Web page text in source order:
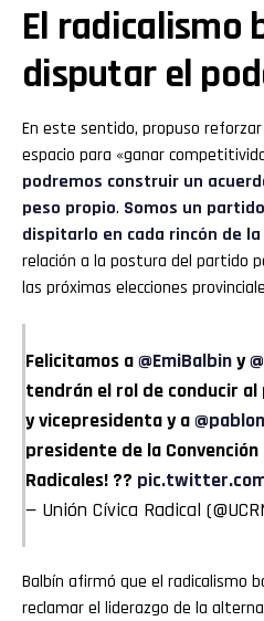
El radicalismo
disputar el
En este sentido, propuso
espacio para «ganar
podremos construir un
peso propio. Somos un
dispitarlo en cada rincón de
relación a la postura del partido
las próximas elecciones
Felicitamos a@EmiBalbiny
tendrán el rol de conducir
y vicepresidenta y a
presidente de la
Radicales! ??
— Unión Cívica Radical
Balbín afirmó que el radicalismo
reclamar el liderazgo de la